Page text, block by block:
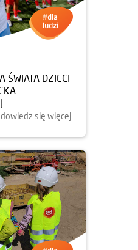
ŚWIATA DZIECI
dowiedz się więcej